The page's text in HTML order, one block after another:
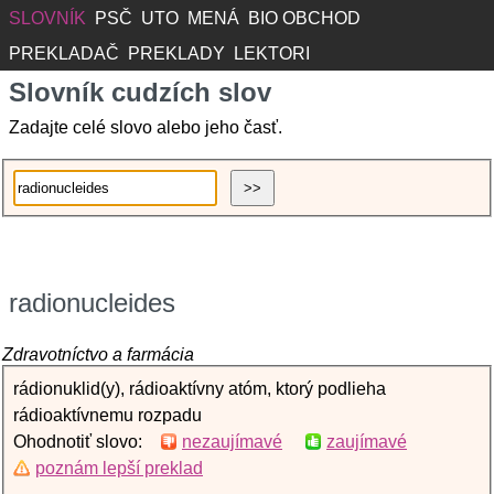
SLOVNÍK PSČ UTO MENÁ
BIO OBCHOD
PREKLADAČ
PREKLADY LEKTORI
Slovník cudzích slov
Zadajte celé slovo alebo jeho časť.
radionucleides
Zdravotníctvo a farmácia
rádionuklid(y), rádioaktívny atóm, ktorý podlieha
rádioaktívnemu rozpadu
Ohodnotiť slovo:
nezaujímavé
zaujímavé
poznám lepší preklad